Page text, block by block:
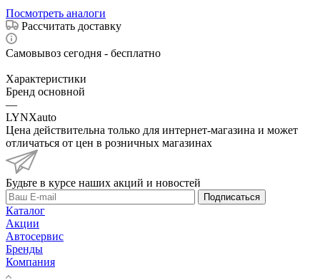
Посмотреть аналоги
Рассчитать доставку
Самовывоз сегодня - бесплатно
Характеристики
Бренд основной
—
LYNXauto
Цена действительна только для интернет-магазина и может
отличаться от цен в розничных магазинах
Будьте в курсе наших акций и новостей
Подписаться
Каталог
Акции
Автосервис
Бренды
Компания